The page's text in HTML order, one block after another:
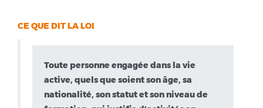
CE QUE DIT LA LOI
Toute personne engagée dans la vie
active, quels que soient son âge, sa
nationalité, son statut et son niveau de